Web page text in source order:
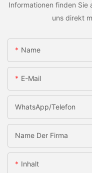
Informationen finden Sie
uns direkt
Name
E-Mail
WhatsApp/Telefon
Name Der Firma
Inhalt